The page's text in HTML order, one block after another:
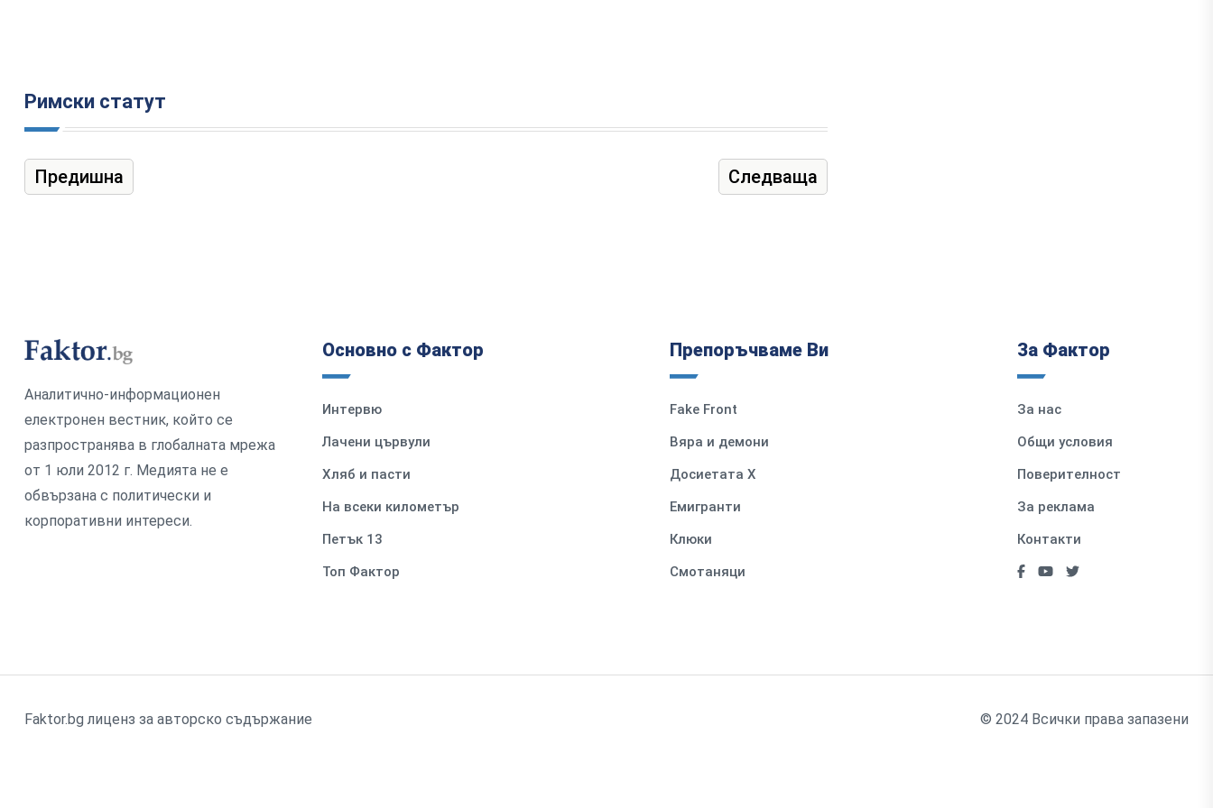
Римски статут
Предишна Следваща
Аналитично-информационен
електронен вестник, който се
разпространява в глобалната мрежа
от 1 юли 2012 г. Медията не е
обвързана с политически и
корпоративни интереси.
Основно с Фактор
Интервю
Лачени цървули
Хляб и пасти
На всеки километър
Петък 13
Топ Фактор
Препоръчваме Ви
Fake Front
Вяра и демони
Досиетата Х
Емигранти
Клюки
Смотаняци
За Фактор
За нас
Общи условия
Поверителност
За реклама
Контакти
Faktor.bg лиценз за авторско съдържание © 2024 Всички права запазени